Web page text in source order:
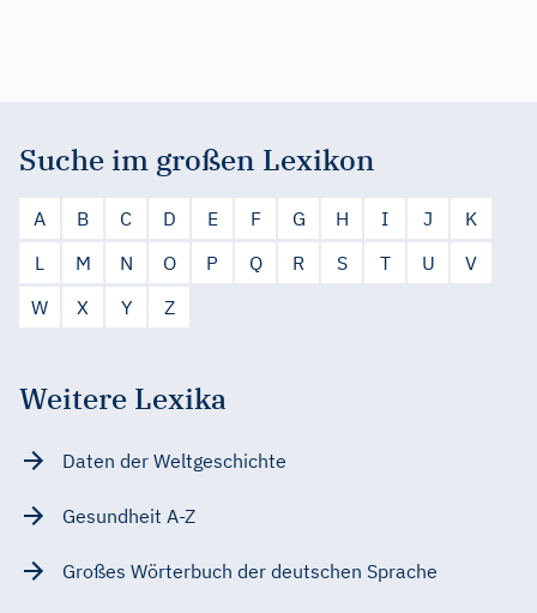
Suche im großen Lexikon
A B C D E F G H I J
K
L
M N O P Q R S T U
V
W
X Y Z
Weitere Lexika
Daten der Weltgeschichte
Gesundheit A-Z
Großes Wörterbuch der deutschen Sprache